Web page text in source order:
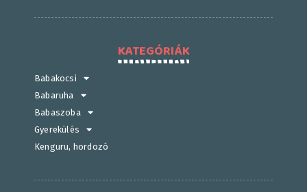
KATEGÓRIÁK
Babakocsi
Babaruha
Babaszoba
Gyerekülés
Kenguru, hordozó